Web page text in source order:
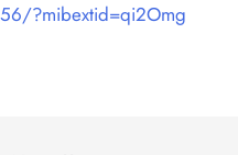
?mibextid=qi2Omg